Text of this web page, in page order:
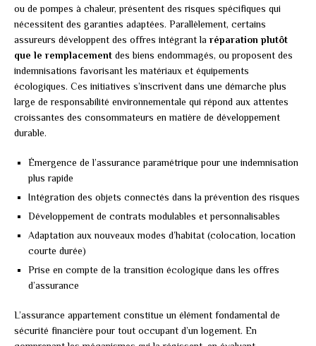
ou de pompes à chaleur, présentent des risques spécifiques qui
nécessitent des garanties adaptées. Parallèlement, certains
assureurs développent des offres intégrant la réparation plutôt
que le remplacement des biens endommagés, ou proposent des
indemnisations favorisant les matériaux et équipements
écologiques. Ces initiatives s’inscrivent dans une démarche plus
large de responsabilité environnementale qui répond aux attentes
croissantes des consommateurs en matière de développement
durable.
Émergence de l’assurance paramétrique pour une indemnisation
plus rapide
Intégration des objets connectés dans la prévention des risques
Développement de contrats modulables et personnalisables
Adaptation aux nouveaux modes d’habitat (colocation, location
courte durée)
Prise en compte de la transition écologique dans les offres
d’assurance
L’assurance appartement constitue un élément fondamental de
sécurité financière pour tout occupant d’un logement. En